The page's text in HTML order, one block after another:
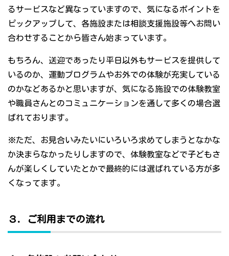
るサービスなど異なっていますので、気になるポイントを
ピックアップして、各施設または相談支援施設等へお問い
合わせすることから皆さん始まっています。
もちろん、送迎であったり平日以外もサービスを提供して
いるのか、運動プログラムやお外での体験が充実している
のかなどあるかと思いますが、気になる施設での体験教室
や職員さんとのコミュニケーションを通して多くの場合選
ばれております。
※ただ、お見合いみたいにいろいろ求めてしまうとなかな
か決まらなかったりしますので、体験教室などで子どもさ
んが楽しくしていたとかで最終的には選ばれている方が多
くなってます。
３．ご利用までの流れ